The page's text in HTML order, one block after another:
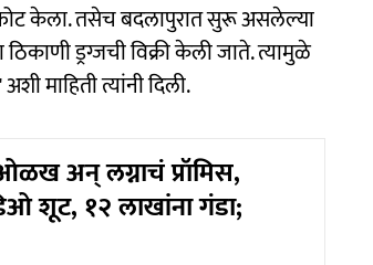
केला. तसेच बदलापुरात सुरू असलेल्या
ड्रग्जची विक्री केली जाते. त्यामुळे
माहिती त्यांनी दिली.
अन् लग्नाचं प्रॉमिस,
शूट, १२ लाखांना गंडा;